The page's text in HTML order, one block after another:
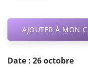
AJOUTER À MON
Date : 26 octobre